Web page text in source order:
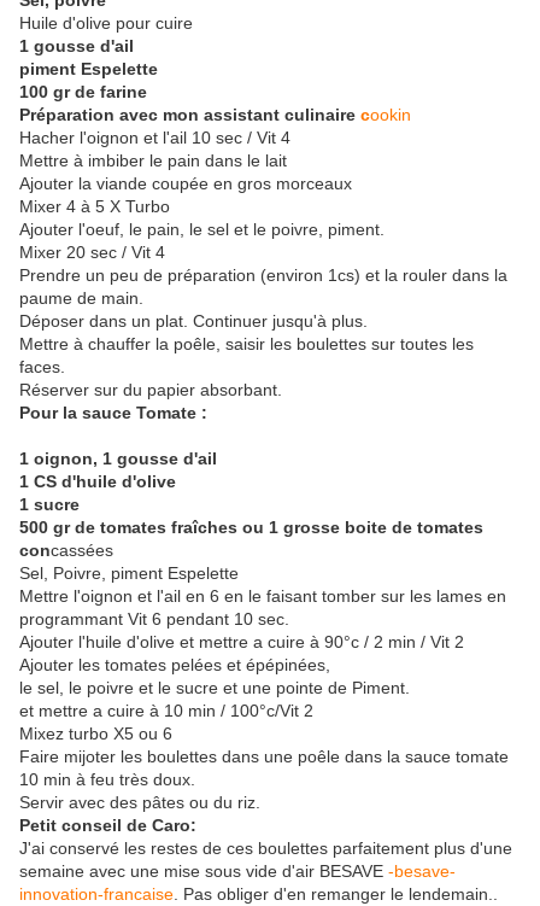
Huile d'olive pour cuire
1 gousse d'ail
piment Espelette
100 gr de farine
Préparation avec mon assistant culinaire cookin
Hacher l'oignon et l'ail 10 sec / Vit 4
Mettre à imbiber le pain dans le lait
Ajouter la viande coupée en gros morceaux
Mixer 4 à 5 X Turbo
Ajouter l'oeuf, le pain, le sel et le poivre, piment.
Mixer 20 sec / Vit 4
Prendre un peu de préparation (environ 1cs) et la rouler dans la
paume de main.
Déposer dans un plat. Continuer jusqu'à plus.
Mettre à chauffer la poêle, saisir les boulettes sur toutes les
faces.
Réserver sur du papier absorbant.
Pour la sauce Tomate :
1 oignon, 1 gousse d'ail
1 CS d'huile d'olive
1 sucre
500 gr de tomates fraîches ou 1 grosse boite de tomates
concassées
Sel, Poivre, piment Espelette
Mettre l'oignon et l'ail en 6 en le faisant tomber sur les lames en
programmant Vit 6 pendant 10 sec.
Ajouter l'huile d'olive et mettre a cuire à 90°c / 2 min / Vit 2
Ajouter les tomates pelées et épépinées,
le sel, le poivre et le sucre et une pointe de Piment.
et mettre a cuire à 10 min / 100°c/Vit 2
Mixez turbo X5 ou 6
Faire mijoter les boulettes dans une poêle dans la sauce tomate
10 min à feu très doux.
Servir avec des pâtes ou du riz.
Petit conseil de Caro:
J'ai conservé les restes de ces boulettes parfaitement plus d'une
semaine avec une mise sous vide d'air BESAVE -besave-
innovation-francaise . Pas obliger d'en remanger le lendemain..